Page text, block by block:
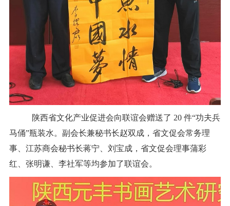
陕西省文化产业促进会向联谊会赠送了 20件“功夫兵
马俑”瓶装水。副会长兼秘书长赵双成，省文促会常务理
事、江苏商会秘书长蒋宁、刘宝成，省文促会理事蒲彩
红、张明谦、李社军等均参加了联谊会。